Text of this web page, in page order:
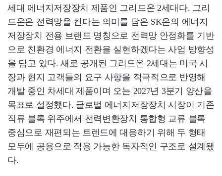
세대 에너지저장장치 제품인 그리드온 2세대다. 그리
드온은 전력망을 켠다는 의미를 담은 SK온의 에너지
저장장치 전용 브랜드 명칭으로 전력망 안정화를 기반
으로 친환경 에너지 전환을 실현하겠다는 사업 방향성
을 담고 있다. 새로 공개된 그리드온 2세대는 미국 시
장과 현지 고객들의 요구 사항을 적극적으로 반영해
개발 중인 차세대 제품이며 오는 2027년 3분기 양산을
목표로 설정했다. 글로벌 에너지저장장치 시장이 기존
직류 블록 위주에서 전력변환장치 통합형 교류 블록
중심으로 재편되는 트렌드에 대응하기 위해 두 형태
모두에 공용으로 적용 가능한 독자적인 구조로 설계됐
다.